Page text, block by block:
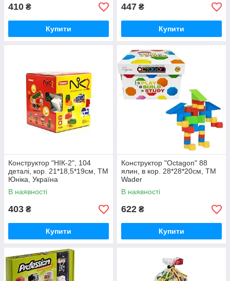
410 ₴
Купити
447 ₴
Купити
Конструктор "НІК-2", 104
деталі, кор. 21*18,5*19см, ТМ
Юніка, Україна
В наявності
403 ₴
Купити
Конструктор "Octagon" 88
ялин, в кор. 28*28*20см, ТМ
Wader
В наявності
622 ₴
Купити